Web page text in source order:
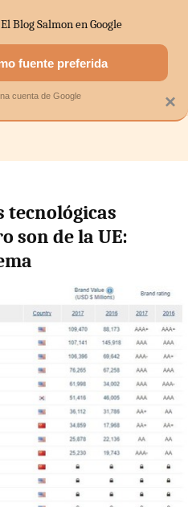
MERCADOS
tecnológicas
son de la UE:
×
Blog Salmon en Google
fuente preferida
cuenta de Google